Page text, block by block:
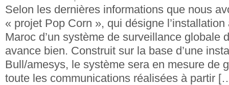
Selon les dernières informations que nous
« projet Pop Corn », qui désigne
Maroc d’un système de surveillance globale
avance bien. Construit sur la base d’une
Bull/amesys, le système sera en mesure de
toute les communications réalisées à partir